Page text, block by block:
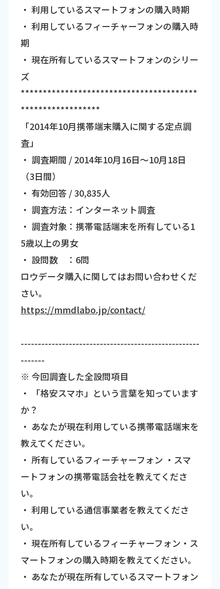
・ 利用しているスマートフォンの購入時期
・ 利用しているフィーチャーフォンの購入時
期
・ 現在所有しているスマートフォンのシリー
ズ
****************************************
******************
「2014年10月携帯端末購入に関する定点調
査」
・ 調査期間 / 2014年10月16日～10月18日
（3日間）
・ 有効回答 / 30,835人
・ 調査方法：インターネット調査
・ 調査対象：携帯電話端末を所有している1
5歳以上の男女
・ 設問数 ：6問
ロウデータ購入に関してはお問い合わせくだ
さい。
https://mmdlabo.jp/contact/
----------------------------------------------------
-------
※ 今回調査した全設問項目
・ 「格安スマホ」という言葉を知っています
か？
・ あなたが現在利用している携帯電話端末を
教えてください。
・ 所有しているフィーチャーフォン ・スマ
ートフォンの携帯電話会社を教えてくださ
い。
・ 利用している通信事業者を教えてくださ
い。
・ 現在所有しているフィーチャーフォン・ス
マートフォンの購入時期を教えてください。
・ あなたが現在所有しているスマートフォン